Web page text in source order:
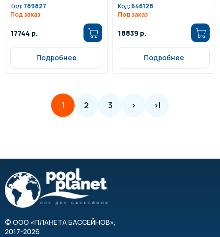
Код: 789827
Под заказ
17744 р.
Подробнее
Код: 646128
Под заказ
18839 р.
Подробнее
1 2 3 > >|
© ООО «ПЛАНЕТА БАССЕЙНОВ»,
2017-2026